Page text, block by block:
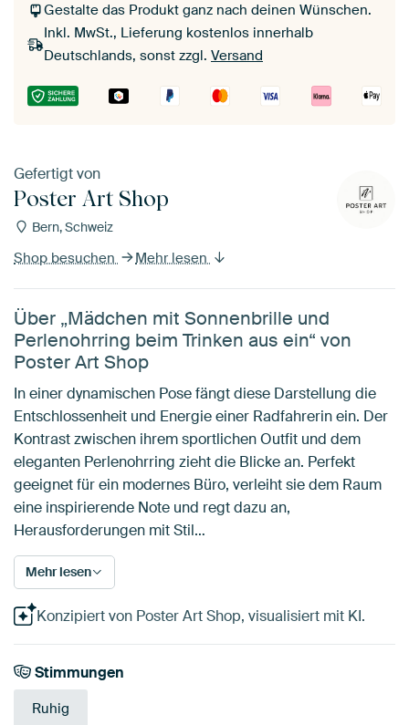
Gestalte das Produkt ganz nach deinen Wünschen.
Inkl. MwSt., Lieferung kostenlos innerhalb
Deutschlands, sonst zzgl. Versand
Gefertigt von
Poster Art Shop
Bern, Schweiz
Shop besuchen Mehr lesen
Über „Mädchen mit Sonnenbrille und
Perlenohrring beim Trinken aus ein“ von
Poster Art Shop
In einer dynamischen Pose fängt diese Darstellung die
Entschlossenheit und Energie einer Radfahrerin ein. Der
Kontrast zwischen ihrem sportlichen Outfit und dem
eleganten Perlenohrring zieht die Blicke an. Perfekt
geeignet für ein modernes Büro, verleiht sie dem Raum
eine inspirierende Note und regt dazu an,
Herausforderungen mit Stil…
Mehr lesen
Konzipiert von Poster Art Shop, visualisiert mit KI.
Stimmungen
Ruhig